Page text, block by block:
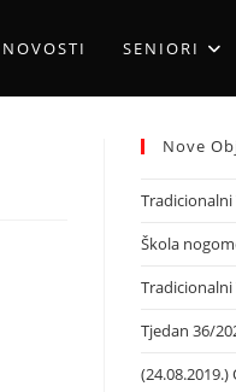
NOVOSTI SENIORI
Nove
Tradicionalni
Škola
Tradicionalni
Tjedan 36/